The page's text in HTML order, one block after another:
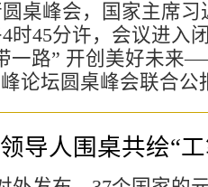
桌峰会，国家主席习
时45分许，会议进入
一路” 开创美好未来
论坛圆桌峰会联合公
导人围桌共绘“